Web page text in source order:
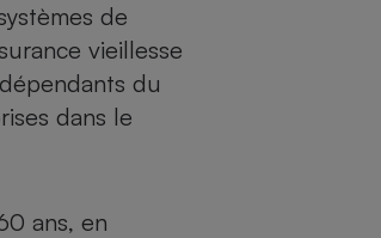
de
vieillesse
du
dans le
ans, en